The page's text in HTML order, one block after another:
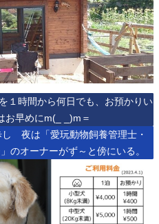
１時間から何日でも、お預かりい
お早めにm(_ _)m＝
夜は「愛玩動物飼養管理士・
のオーナーがず～と傍にいる。